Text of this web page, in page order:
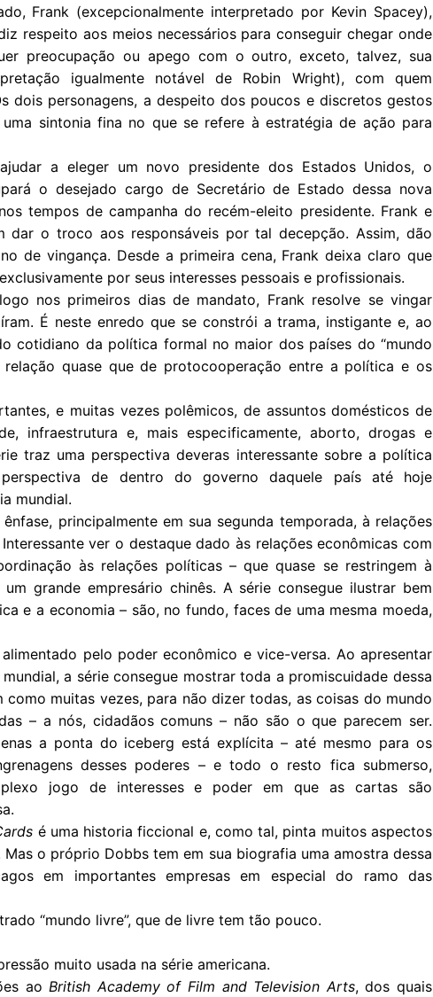
Frank (excepcionalmente interpretado por Kevin Spacey),
respeito aos meios necessários para conseguir chegar onde
preocupação ou apego com o outro, exceto, talvez, sua
igualmente notável de Robin Wright), com quem
dois personagens, a despeito dos poucos e discretos gestos
sintonia fina no que se refere à estratégia de ação para
a eleger um novo presidente dos Estados Unidos, o
o desejado cargo de Secretário de Estado dessa nova
tempos de campanha do recém-eleito presidente. Frank e
dar o troco aos responsáveis por tal decepção. Assim, dão
de vingança. Desde a primeira cena, Frank deixa claro que
por seus interesses pessoais e profissionais.
nos primeiros dias de mandato, Frank resolve se vingar
É neste enredo que se constrói a trama, instigante e, ao
cotidiano da política formal no maior dos países do “mundo
relação quase que de protocooperação entre a política e os
e muitas vezes polêmicos, de assuntos domésticos de
infraestrutura e, mais especificamente, aborto, drogas e
traz uma perspectiva deveras interessante sobre a política
de dentro do governo daquele país até hoje
mundial.
principalmente em sua segunda temporada, à relações
ver o destaque dado às relações econômicas com
às relações políticas – que quase se restringem à
grande empresário chinês. A série consegue ilustrar bem
e a economia – são, no fundo, faces de uma mesma moeda,
pelo poder econômico e vice-versa. Ao apresentar
a série consegue mostrar toda a promiscuidade dessa
muitas vezes, para não dizer todas, as coisas do mundo
– a nós, cidadãos comuns – não são o que parecem ser.
a ponta do iceberg está explícita – até mesmo para os
desses poderes – e todo o resto fica submerso,
jogo de interesses e poder em que as cartas são
é uma historia ficcional e, como tal, pinta muitos aspectos
o próprio Dobbs tem em sua biografia uma amostra dessa
em importantes empresas em especial do ramo das
“mundo livre”, que de livre tem tão pouco.
muito usada na série americana.
aoBritish Academy of Film and Television Arts, dos quais